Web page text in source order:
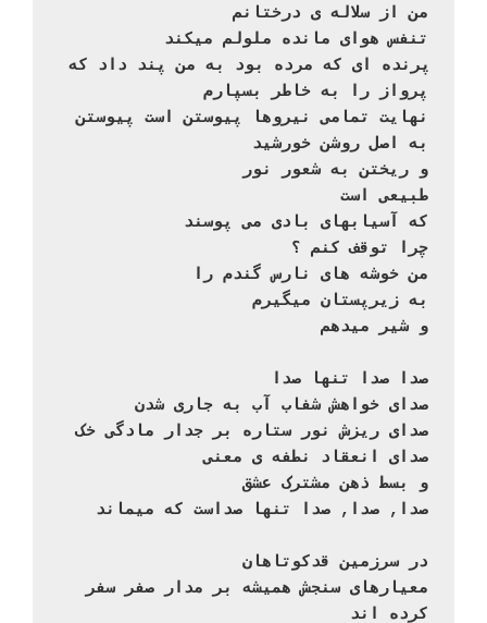
من از سلاله ی درختانم
تنفس هوای مانده ملولم میکند
پرواز را به خاطر بسپارم
نهایت تمامی نیروها پیوستن است پیوستن
به اصل روشن خورشید
و ریختن به شعور نور
طبیعی است
که آسیابهای بادی می پوسند
چرا توقف کنم ؟
من خوشه های نارس گندم را
به زیرپستان میگیرم
و شیر میدهم
صدا صدا تنها صدا
صدای خواهش شفاب آب به جاری شدن
صدای ریزش نور ستاره بر جدار مادگی خک
صدای انعقاد نطفه ی معنی
و بسط ذهن مشترک عشق
صدا, صدا, صدا تنها صداست که میماند
در سرزمین قدکوتاهان
کرده اند